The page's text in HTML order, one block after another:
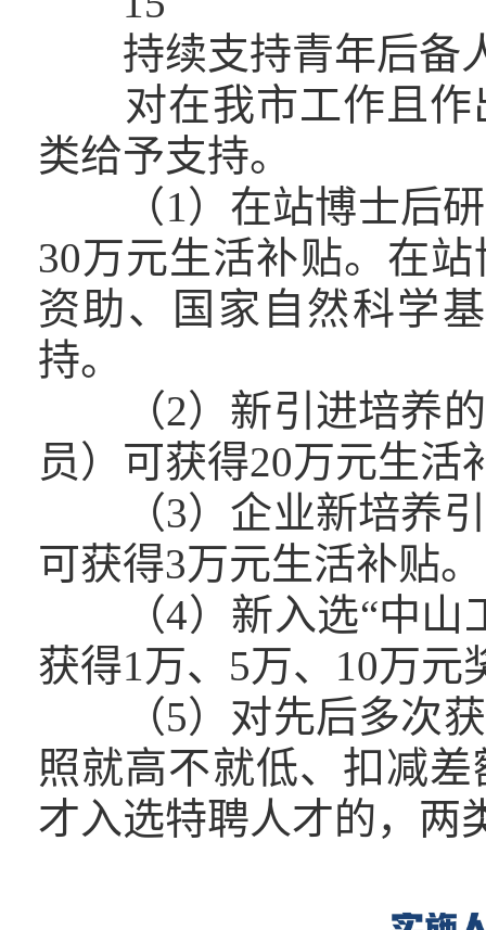
持续支持青年后备
对在我市工作且作
类给予支持。
（1）在站博士后研
30万元生活补贴。在
资助、国家自然科学
持。
（2）新引进培养的
员）可获得20万元生活
（3）企业新培养引
可获得3万元生活补贴。
（4）新入选“中山
获得1万、5万、10万元
（5）对先后多次获
照就高不就低、扣减
才入选特聘人才的，两